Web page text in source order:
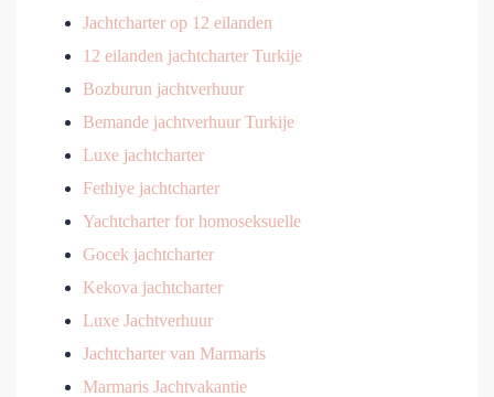
Jachtcharter op 12 eilanden
12 eilanden jachtcharter Turkije
Bozburun jachtverhuur
Bemande jachtverhuur Turkije
Luxe jachtcharter
Fethiye jachtcharter
Yachtcharter for homoseksuelle
Gocek jachtcharter
Kekova jachtcharter
Luxe Jachtverhuur
Jachtcharter van Marmaris
Marmaris Jachtvakantie